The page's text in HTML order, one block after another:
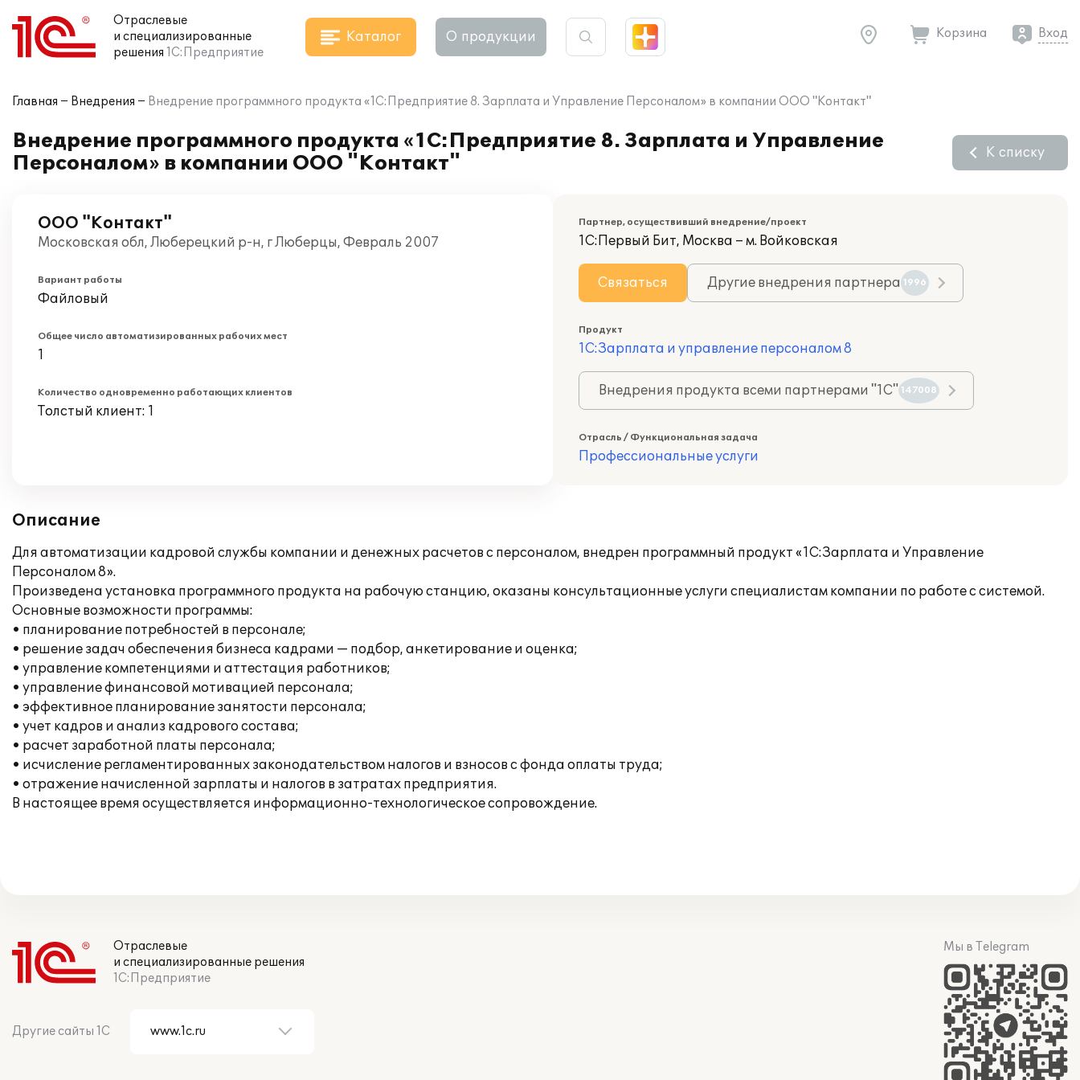
Отраслевые
и специализированные
решения 1С:Предприятие
Каталог О продукции Корзина Вход
Главная Внедрения Внедрение программного продукта «1С:Предприятие 8. Зарплата и Управление Персоналом» в компании ООО "Контакт"
Внедрение программного продукта «1С:Предприятие 8. Зарплата и Управление
Персоналом» в компании ООО "Контакт"
К списку
ООО "Контакт"
Московская обл, Люберецкий р-н, г Люберцы, Февраль 2007
Вариант работы
Файловый
Общее число автоматизированных рабочих мест
1
Количество одновременно работающих клиентов
Толстый клиент: 1
Партнер, осуществивший внедрение/проект
1С:Первый Бит, Москва – м. Войковская
Связаться Другие внедрения партнера 1996
Продукт
1С:Зарплата и управление персоналом 8
Внедрения продукта всеми партнерами "1С" 147008
Отрасль / Функциональная задача
Профессиональные услуги
Описание
Для автоматизации кадровой службы компании и денежных расчетов с персоналом, внедрен программный продукт «1С:Зарплата и Управление
Персоналом 8».
Произведена установка программного продукта на рабочую станцию, оказаны консультационные услуги специалистам компании по работе с системой.
Основные возможности программы:
• планирование потребностей в персонале;
• решение задач обеспечения бизнеса кадрами — подбор, анкетирование и оценка;
• управление компетенциями и аттестация работников;
• управление финансовой мотивацией персонала;
• эффективное планирование занятости персонала;
• учет кадров и анализ кадрового состава;
• расчет заработной платы персонала;
• исчисление регламентированных законодательством налогов и взносов с фонда оплаты труда;
• отражение начисленной зарплаты и налогов в затратах предприятия.
В настоящее время осуществляется информационно-технологическое сопровождение.
Отраслевые
и специализированные решения
1С:Предприятие
Другие сайты 1С
Мы в Telegram